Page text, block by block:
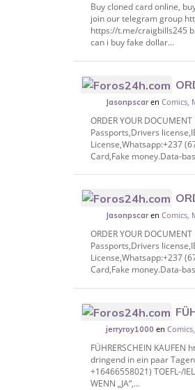
Buy cloned card online,
join our telegram group
https://t.me/craigbills245
can i buy fake dollar...
Registe
JasonpscarenComics,
ORDER YOUR
Passports,Drivers
License,Whatsapp:+237
Card,Fake money.Data-
Registe
JasonpscarenComics,
ORDER YOUR
Passports,Drivers
License,Whatsapp:+237
Card,Fake money.Data-
https://
fuhrerschein/
jerryroy1000 en
FÜHRERSCHEIN
dringend in ein paar
+16466558021) TOEFL-/
WENN „JA“,...